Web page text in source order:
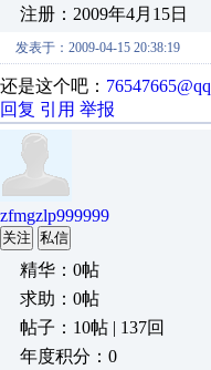
注册：2009年4月15日
发表于：2009-04-15 20:38:19
还是这个吧： 76547665@qq
回复 引用 举报
zfmgzlp999999
关注 私信
精华：0帖
求助：0帖
帖子：10帖 | 137回
年度积分：0